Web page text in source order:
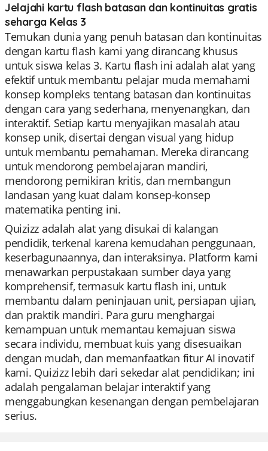
Jelajahi kartu flash batasan dan kontinuitas gratis
seharga Kelas 3
Temukan dunia yang penuh batasan dan kontinuitas
dengan kartu flash kami yang dirancang khusus
untuk siswa kelas 3. Kartu flash ini adalah alat yang
efektif untuk membantu pelajar muda memahami
konsep kompleks tentang batasan dan kontinuitas
dengan cara yang sederhana, menyenangkan, dan
interaktif. Setiap kartu menyajikan masalah atau
konsep unik, disertai dengan visual yang hidup
untuk membantu pemahaman. Mereka dirancang
untuk mendorong pembelajaran mandiri,
mendorong pemikiran kritis, dan membangun
landasan yang kuat dalam konsep-konsep
matematika penting ini.
Quizizz adalah alat yang disukai di kalangan
pendidik, terkenal karena kemudahan penggunaan,
keserbagunaannya, dan interaksinya. Platform kami
menawarkan perpustakaan sumber daya yang
komprehensif, termasuk kartu flash ini, untuk
membantu dalam peninjauan unit, persiapan ujian,
dan praktik mandiri. Para guru menghargai
kemampuan untuk memantau kemajuan siswa
secara individu, membuat kuis yang disesuaikan
dengan mudah, dan memanfaatkan fitur AI inovatif
kami. Quizizz lebih dari sekedar alat pendidikan; ini
adalah pengalaman belajar interaktif yang
menggabungkan kesenangan dengan pembelajaran
serius.